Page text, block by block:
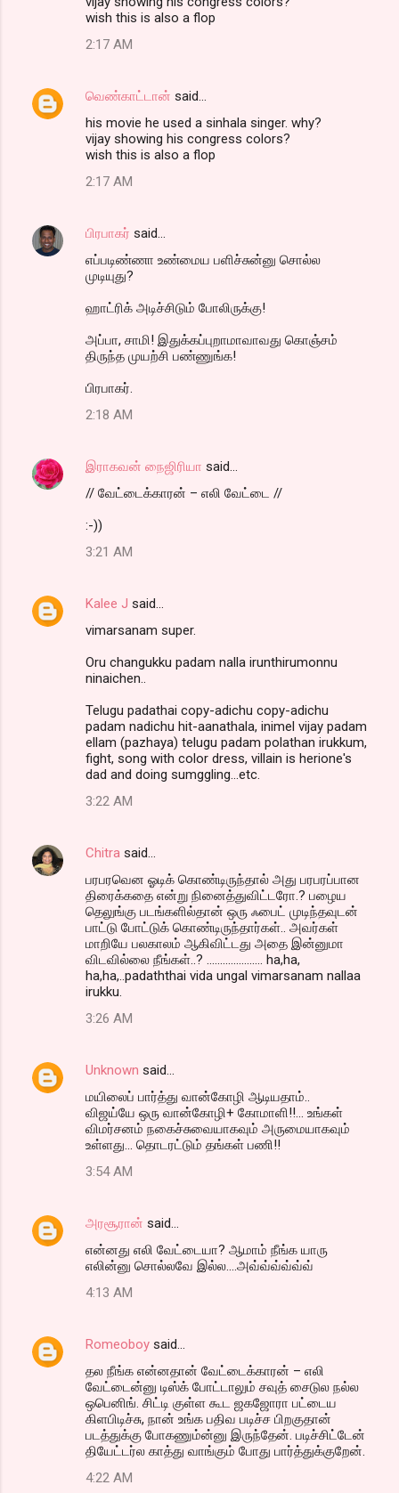
wish this is also a flop
2:17 AM
வெண்காட்டான் said…
his movie he used a sinhala singer. why?
vijay showing his congress colors?
wish this is also a flop
2:17 AM
பிரபாகர் said…
எப்படிண்ணா உண்மைய பளிச்சுன்னு சொல்ல
முடியுது?
ஹாட்ரிக் அடிச்சிடும் போலிருக்கு!
அப்பா, சாமி! இதுக்கப்புறாமாவாவது கொஞ்சம்
திருந்த முயற்சி பண்ணுங்க!
பிரபாகர்.
2:18 AM
இராகவன் நைஜிரியா said…
// வேட்டைக்காரன் – எலி வேட்டை //
:-))
3:21 AM
Kalee J said…
vimarsanam super.
Oru changukku padam nalla irunthirumonnu
ninaichen..
Telugu padathai copy-adichu copy-adichu
padam nadichu hit-aanathala, inimel vijay padam
ellam (pazhaya) telugu padam polathan irukkum,
fight, song with color dress, villain is herione's
dad and doing sumggling...etc.
3:22 AM
Chitra said…
பரபரவென ஓடிக் கொண்டிருந்தால் அது பரபரப்பான
திரைக்கதை என்று நினைத்துவிட்டரோ.? பழைய
தெலுங்கு படங்களில்தான் ஒரு ஃபைட் முடிந்தவுடன்
பாட்டு போட்டுக் கொண்டிருந்தார்கள்.. அவர்கள்
மாறியே பலகாலம் ஆகிவிட்டது அதை இன்னுமா
விடவில்லை நீங்கள்..? ..................... ha,ha,
ha,ha,..padaththai vida ungal vimarsanam nallaa
irukku.
3:26 AM
Unknown said…
மயிலைப் பார்த்து வான்கோழி ஆடியதாம்..
விஜய்யே ஒரு வான்கோழி+ கோமாளி!!... உங்கள்
விமர்சனம் நகைச்சுவையாகவும் அருமையாகவும்
உள்ளது... தொடரட்டும் தங்கள் பணி!!
3:54 AM
அரசூரான் said…
என்னது எலி வேட்டையா? ஆமாம் நீங்க யாரு
எலின்னு சொல்லவே இல்ல....அவ்வ்வ்வ்வ்வ்
4:13 AM
Romeoboy said…
தல நீங்க என்னதான் வேட்டைக்காரன் – எலி
வேட்டைன்னு டிஸ்க் போட்டாலும் சவுத் சைடுல நல்ல
ஒபெனிங். சிட்டி குள்ள கூட ஜகஜோரா பட்டைய
கிளபிடிச்சு, நான் உங்க பதிவ படிச்ச பிறகுதான்
படத்துக்கு போகணும்ன்னு இருந்தேன். படிச்சிட்டேன்
தியேட்டர்ல காத்து வாங்கும் போது பார்த்துக்குறேன்.
4:22 AM